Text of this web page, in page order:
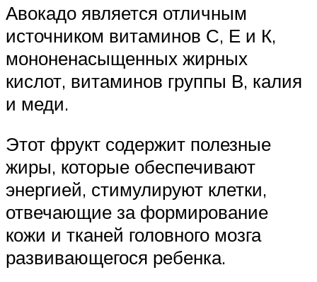
Авокадо является отличным
источником витаминов С, Е и К,
мононенасыщенных жирных
кислот, витаминов группы В, калия
и меди.
Этот фрукт содержит полезные
жиры, которые обеспечивают
энергией, стимулируют клетки,
отвечающие за формирование
кожи и тканей головного мозга
развивающегося ребенка.